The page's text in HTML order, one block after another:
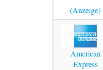
American
Express